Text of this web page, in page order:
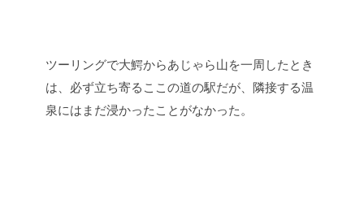
ツーリングで大鰐からあじゃら山を一周したとき
は、必ず立ち寄るここの道の駅だが、隣接する温
泉にはまだ浸かったことがなかった。